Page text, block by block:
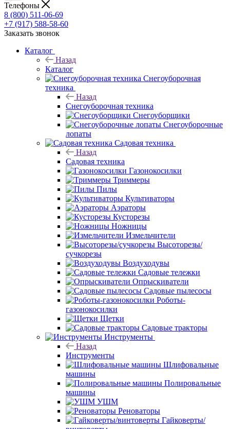
Телефоны
8 (800) 511-06-69
+7 (917) 588-58-60
Заказать звонок
Каталог
Назад
Каталог
Снегоуборочная
техника
Назад
Снегоуборочная техника
Снегоуборщики
Снегоуборочные
лопаты
Садовая техника
Назад
Садовая техника
Газонокосилки
Триммеры
Пилы
Культиваторы
Аэраторы
Кусторезы
Ножницы
Измельчители
Высоторезы/
сучкорезы
Воздуходувы
Садовые тележки
Опрыскиватели
Садовые пылесосы
Роботы-
газонокосилки
Щетки
Садовые тракторы
Инструменты
Назад
Инструменты
Шлифовальные
машины
Полировальные
машины
УШМ
Реноваторы
Гайковерты/